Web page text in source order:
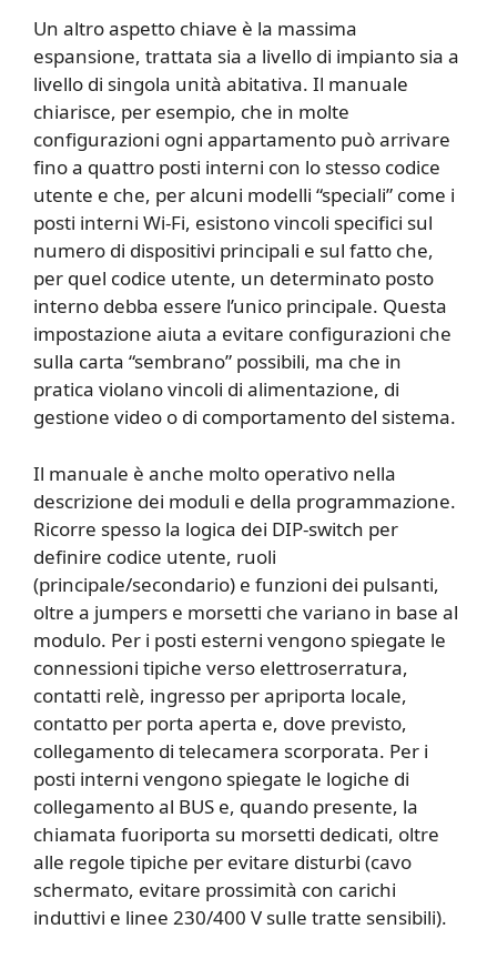
Un altro aspetto chiave è la massima
espansione, trattata sia a livello di impianto sia a
livello di singola unità abitativa. Il manuale
chiarisce, per esempio, che in molte
configurazioni ogni appartamento può arrivare
fino a quattro posti interni con lo stesso codice
utente e che, per alcuni modelli “speciali” come i
posti interni Wi-Fi, esistono vincoli specifici sul
numero di dispositivi principali e sul fatto che,
per quel codice utente, un determinato posto
interno debba essere l’unico principale. Questa
impostazione aiuta a evitare configurazioni che
sulla carta “sembrano” possibili, ma che in
pratica violano vincoli di alimentazione, di
gestione video o di comportamento del sistema.
Il manuale è anche molto operativo nella
descrizione dei moduli e della programmazione.
Ricorre spesso la logica dei DIP-switch per
definire codice utente, ruoli
(principale/secondario) e funzioni dei pulsanti,
oltre a jumpers e morsetti che variano in base al
modulo. Per i posti esterni vengono spiegate le
connessioni tipiche verso elettroserratura,
contatti relè, ingresso per apriporta locale,
contatto per porta aperta e, dove previsto,
collegamento di telecamera scorporata. Per i
posti interni vengono spiegate le logiche di
collegamento al BUS e, quando presente, la
chiamata fuoriporta su morsetti dedicati, oltre
alle regole tipiche per evitare disturbi (cavo
schermato, evitare prossimità con carichi
induttivi e linee 230/400 V sulle tratte sensibili).